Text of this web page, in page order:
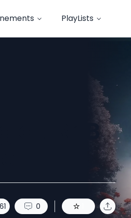
PlayLists
du RnB
0